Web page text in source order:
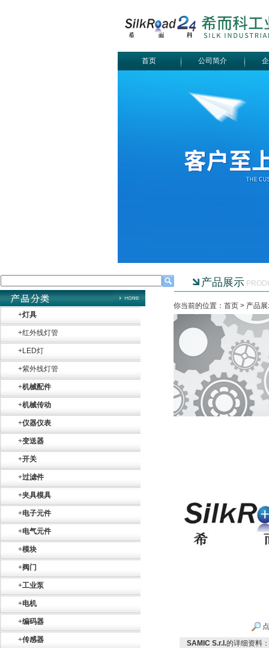
首页 公司简介
+灯具
+红外线灯管
+LED灯
+紫外线灯管
+机械配件
+机械传动
+仪器仪表
+变送器
+开关
+过滤件
+夹具模具
+电子元件
+电气元件
+模块
+阀门
+工业泵
+电机
+编码器
+传感器
SR+KH-AFB AF24-
德国HBM
产品展示
你当前的位置：首页 > 产品
SAMIC S.r.l.的详细资料：